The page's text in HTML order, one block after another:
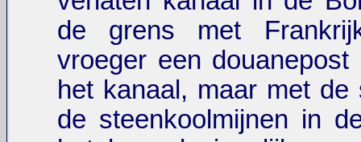
de grens met
vroeger een douanepost
het kanaal, maar met de
de steenkoolmijnen in